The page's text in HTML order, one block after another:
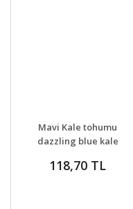
DETAYLAR SEPETE
Mavi Kale tohumu
dazzling blue kale
118,70 TL